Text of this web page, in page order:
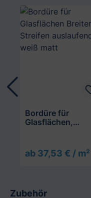
Produktgalerie
Bordüre für
Glasflächen,
ab 37,53 € / m²
Zubehör